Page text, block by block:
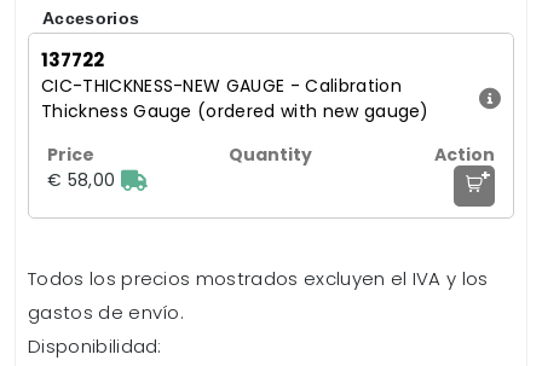
Accesorios
137722
CIC-THICKNESS-NEW GAUGE - Calibration
Thickness Gauge (ordered with new gauge)
€ 58,00 +
Todos los precios mostrados excluyen el IVA y los
gastos de envío.
Disponibilidad: